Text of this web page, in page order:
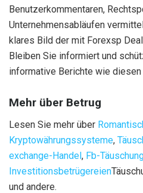
Benutzerkommentaren,
Unternehmensabläufen
klares Bild der mit Forexsp
Bleiben Sie informiert und
informative Berichte wie diesen
Mehr über Betrug
Lesen Sie mehr über
Kryptowährungssysteme,
exchange-Handel, Fb-
Investitionsbetrügereien
und andere.